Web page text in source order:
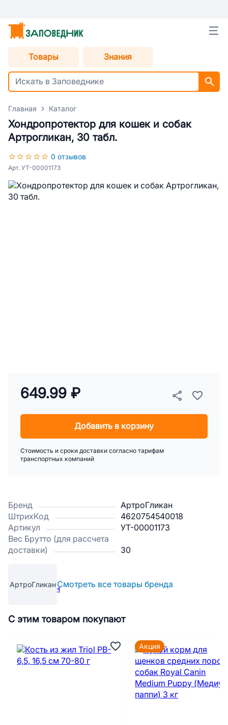
Товары Знания
Главная Каталог
Хондропротектор для кошек и собак
Артрогликан, 30 табл.
0 отзывов
Арт. УТ-00001173
Бренд
АртроГликан
ШтрихКод
4620754540018
Артикул
УТ-00001173
Вес Брутто (для рассчета
доставки)
30
АртроГликан Смотреть все товары бренда
649.99 ₽
Добавить в корзину
Стоимость и сроки доставки согласно тарифам
транспортных компаний
С этим товаром покупают
Акция